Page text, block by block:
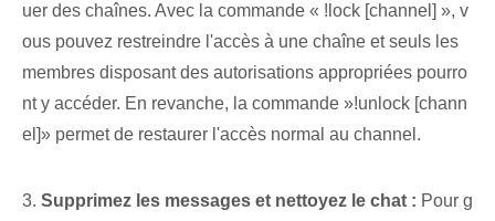
uer des chaînes. Avec la commande « !lock⁤ [channel] », v
ous pouvez restreindre l'accès à une chaîne et seuls les
membres ‌disposant des ⁤autorisations appropriées pourro
nt y accéder. En revanche, la commande ⁣»!unlock [chann
el]» permet de restaurer l'accès ⁤normal au ⁤channel.
3. Supprimez les messages et nettoyez le chat : ⁣Pour g